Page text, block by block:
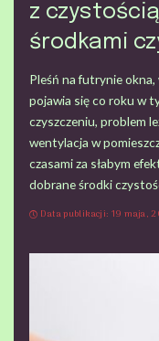
z
środkami
Pleśń na futrynie okna,
pojawia się co roku w
czyszczeniu, problem
wentylacja w
czasami za słabym
dobrane środki
Data publikacji: 19 maja,